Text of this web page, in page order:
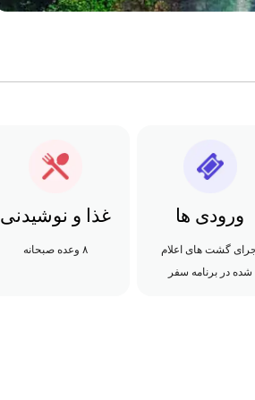
ورودی ها
گشت های اعلام
شده در برنامه سفر
غذا و نوشیدنی
۸ وعده صبحانه